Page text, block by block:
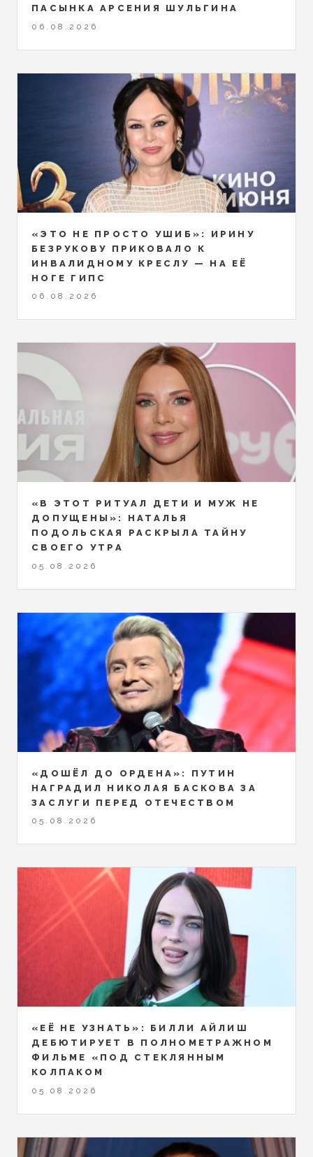
ПАСЫНКА АРСЕНИЯ ШУЛЬГИНА
06.08.2026
«ЭТО НЕ ПРОСТО УШИБ»: ИРИНУ
БЕЗРУКОВУ ПРИКОВАЛО К
ИНВАЛИДНОМУ КРЕСЛУ — НА ЕЁ
НОГЕ ГИПС
06.08.2026
«В ЭТОТ РИТУАЛ ДЕТИ И МУЖ НЕ
ДОПУЩЕНЫ»: НАТАЛЬЯ
ПОДОЛЬСКАЯ РАСКРЫЛА ТАЙНУ
СВОЕГО УТРА
05.08.2026
«ДОШЁЛ ДО ОРДЕНА»: ПУТИН
НАГРАДИЛ НИКОЛАЯ БАСКОВА ЗА
ЗАСЛУГИ ПЕРЕД ОТЕЧЕСТВОМ
05.08.2026
«ЕЁ НЕ УЗНАТЬ»: БИЛЛИ АЙЛИШ
ДЕБЮТИРУЕТ В ПОЛНОМЕТРАЖНОМ
ФИЛЬМЕ «ПОД СТЕКЛЯННЫМ
КОЛПАКОМ
05.08.2026